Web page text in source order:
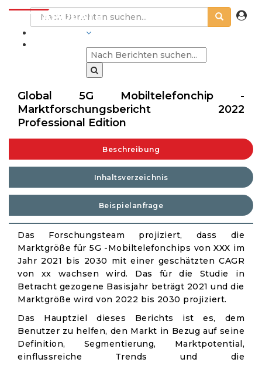
Global 5G Mobiltelefonchip -
Marktforschungsbericht 2022
Professional Edition
Beschreibung
Inhaltsverzeichnis
Beispielanfrage
Das Forschungsteam projiziert, dass die
Marktgröße für 5G -Mobiltelefonchips von XXX im
Jahr 2021 bis 2030 mit einer geschätzten CAGR
von xx wachsen wird. Das für die Studie in
Betracht gezogene Basisjahr beträgt 2021 und die
Marktgröße wird von 2022 bis 2030 projiziert.
Das Hauptziel dieses Berichts ist es, dem
Benutzer zu helfen, den Markt in Bezug auf seine
Definition, Segmentierung, Marktpotential,
einflussreiche Trends und die